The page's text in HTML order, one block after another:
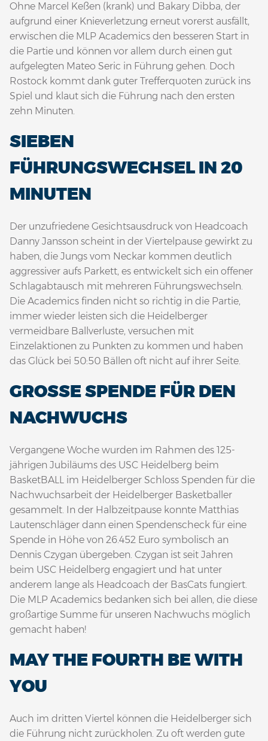
Ohne Marcel Keßen (krank) und Bakary Dibba, der
aufgrund einer Knieverletzung erneut vorerst ausfällt,
erwischen die MLP Academics den besseren Start in
die Partie und können vor allem durch einen gut
aufgelegten Mateo Seric in Führung gehen. Doch
Rostock kommt dank guter Trefferquoten zurück ins
Spiel und klaut sich die Führung nach den ersten
zehn Minuten.
SIEBEN
FÜHRUNGSWECHSEL IN 20
MINUTEN
Der unzufriedene Gesichtsausdruck von Headcoach
Danny Jansson scheint in der Viertelpause gewirkt zu
haben, die Jungs vom Neckar kommen deutlich
aggressiver aufs Parkett, es entwickelt sich ein offener
Schlagabtausch mit mehreren Führungswechseln.
Die Academics finden nicht so richtig in die Partie,
immer wieder leisten sich die Heidelberger
vermeidbare Ballverluste, versuchen mit
Einzelaktionen zu Punkten zu kommen und haben
das Glück bei 50:50 Bällen oft nicht auf ihrer Seite.
GROSSE SPENDE FÜR DEN N
ACHWUCHS
Vergangene Woche wurden im Rahmen des 125-
jährigen Jubiläums des USC Heidelberg beim
BasketBALL im Heidelberger Schloss Spenden für die
Nachwuchsarbeit der Heidelberger Basketballer
gesammelt. In der Halbzeitpause konnte Matthias
Lautenschläger dann einen Spendenscheck für eine
Spende in Höhe von 26.452 Euro symbolisch an
Dennis Czygan übergeben. Czygan ist seit Jahren
beim USC Heidelberg engagiert und hat unter
anderem lange als Headcoach der BasCats fungiert.
Die MLP Academics bedanken sich bei allen, die diese
großartige Summe für unseren Nachwuchs möglich
gemacht haben!
MAY THE FOURTH BE WITH
YOU
Auch im dritten Viertel können die Heidelberger sich
die Führung nicht zurückholen. Zu oft werden gute